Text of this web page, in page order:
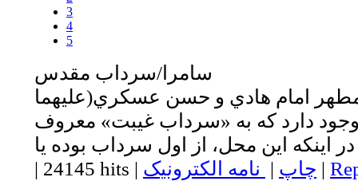
3
4
5
سامرا/سرداب مقدس
امام هادي و حسن عسکري(عليهما
دارد که به «سرداب غيبت» معروف
| 24145 hits | چاپ | نامه الکترونیک |